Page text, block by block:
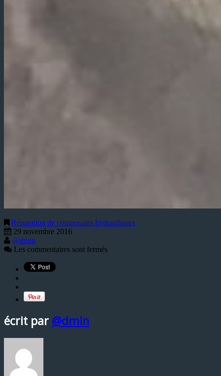
Réparation de composants hydrauliques
29 novembre 2016
@dmin
Les commentaires sont fermés
écrit par @dmin